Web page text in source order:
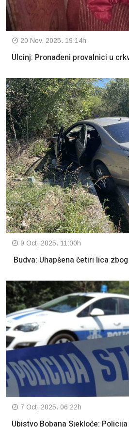
20 Nov, 2025. 19:14h
Ulcinj: Pronađeni provalnici u
9 Oct, 2025. 11:00h
Budva: Uhapšena četiri lica
7 Oct, 2025. 06:22h
Ubistvo Bobana Sjekloće: